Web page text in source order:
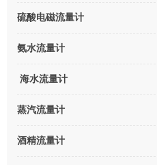
硫酸电磁流量计
氨水流量计
海水流量计
蒸汽流量计
酒精流量计